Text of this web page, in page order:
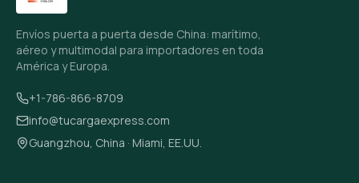
Envíos puerta a puerta desde China: marítimo,
aéreo y multimodal para importadores en toda
América y Europa.
+1-786-866-8709
info@tucargaexpress.com
Guangzhou, China · Miami, EE.UU.